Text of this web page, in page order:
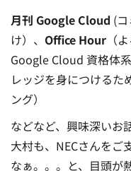
月刊 Google Cloud (
け）、 Office Hour （
Google Cloud 資格体
レッジを身につけるた
ング）
などなど、興味深いお
大村も、NECさんをご
なぁ。。。と、目頭が